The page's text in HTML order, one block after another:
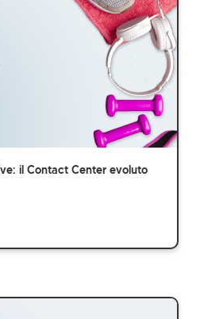
il Contact Center evoluto